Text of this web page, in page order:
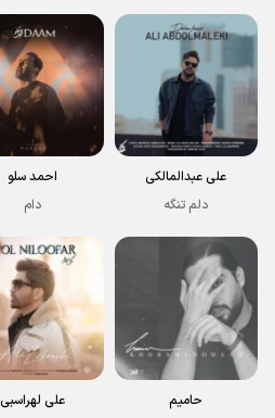
علی عبدالمالکی
دلم تنگه
احمد سلو
دام
حامیم
علی لهراسبی